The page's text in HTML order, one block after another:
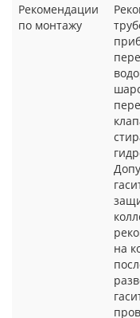
Рекомендации
по монтажу
на